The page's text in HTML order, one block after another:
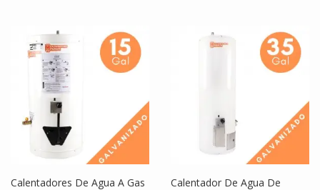
Calentadores De Agua A Gas
Calentador De Agua De